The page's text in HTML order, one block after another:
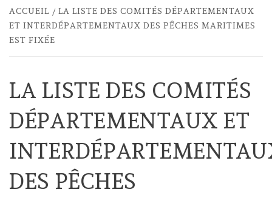
ACCUEIL
LA LISTE DES COMITÉS DÉPARTEMENTAUX
ET INTERDÉPARTEMENTAUX DES PÊCHES MARITIMES
EST FIXÉE
LA LISTE DES COMITÉS
DÉPARTEMENTAUX ET
DES PÊCHES